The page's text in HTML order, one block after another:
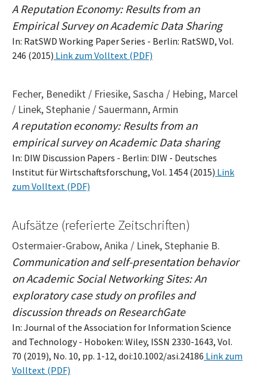
A Reputation Economy: Results from an
Empirical Survey on Academic Data Sharing
In: RatSWD Working Paper Series - Berlin: RatSWD, Vol.
246 (2015) Link zum Volltext (PDF)
Fecher, Benedikt / Friesike, Sascha / Hebing, Marcel
/ Linek, Stephanie / Sauermann, Armin
A reputation economy: Results from an
empirical survey on Academic Data sharing
In: DIW Discussion Papers - Berlin: DIW - Deutsches
Institut für Wirtschaftsforschung, Vol. 1454 (2015) Link
zum Volltext (PDF)
Aufsätze (referierte Zeitschriften)
Ostermaier-Grabow, Anika / Linek, Stephanie B.
Communication and self-presentation behavior
on Academic Social Networking Sites: An
exploratory case study on profiles and
discussion threads on ResearchGate
In: Journal of the Association for Information Science
and Technology - Hoboken: Wiley, ISSN 2330-1643, Vol.
70 (2019), No. 10, pp. 1-12, doi:10.1002/asi.24186 Link zum
Volltext (PDF)